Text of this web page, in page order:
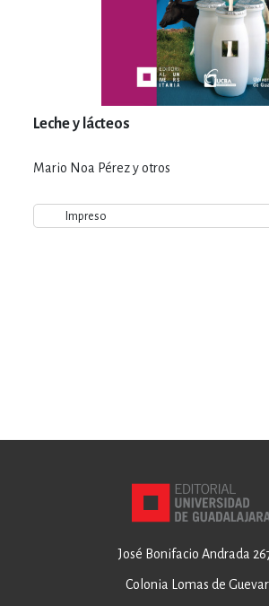
Leche y lácteos
Mario Noa Pérez y otros
Impreso
José Bonifacio Andrada
Colonia Lomas de